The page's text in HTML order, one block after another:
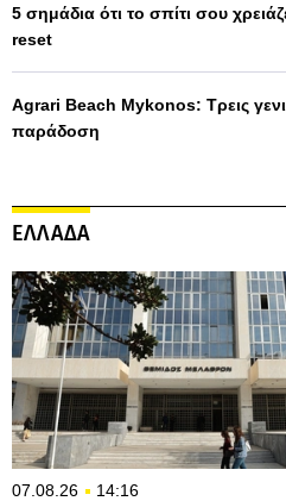
5 σημάδια ότι το σπίτι σου
reset
Agrari Beach Mykonos: Τρεις
παράδοση
ΕΛΛΑΔΑ
07.08.26 14:16